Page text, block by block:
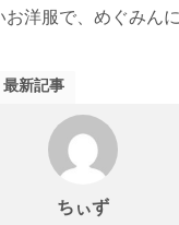
洋服で、めぐみん
最新記事
ちぃず